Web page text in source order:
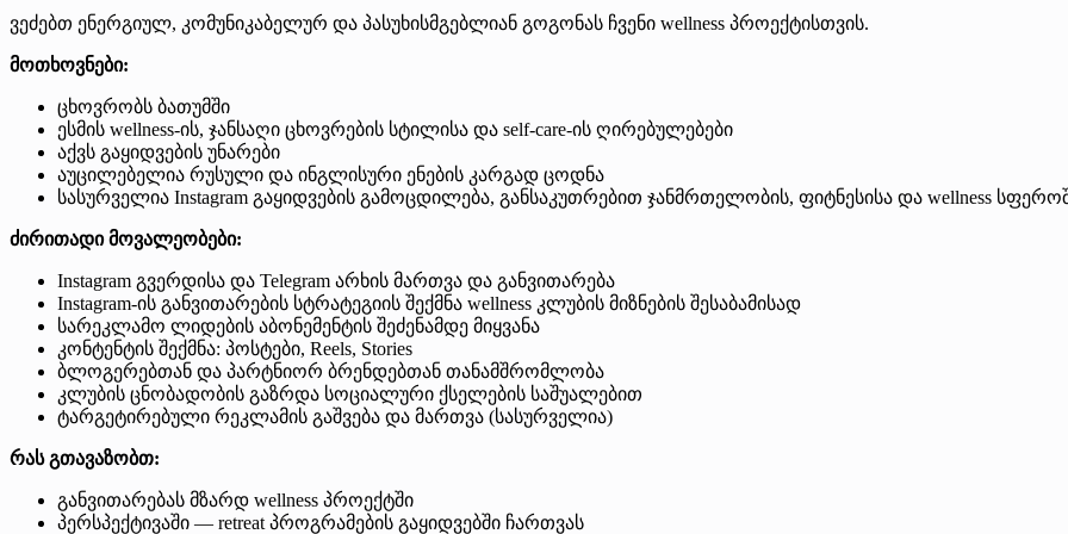
ვეძებთ ენერგიულ, კომუნიკაბელურ და პასუხისმგებლიან გოგონას ჩვენი wellness პროექტისთვის.
მოთხოვნები:
ცხოვრობს ბათუმში
ესმის wellness-ის, ჯანსაღი ცხოვრების სტილისა და self-care-ის ღირებულებები
აქვს გაყიდვების უნარები
აუცილებელია რუსული და ინგლისური ენების კარგად ცოდნა
სასურველია Instagram გაყიდვების გამოცდილება, განსაკუთრებით ჯანმრთელობის, ფიტნესისა და wellness
ძირითადი მოვალეობები:
Instagram გვერდისა და Telegram არხის მართვა და განვითარება
Instagram-ის განვითარების სტრატეგიის შექმნა wellness კლუბის მიზნების შესაბამისად
სარეკლამო ლიდების აბონემენტის შეძენამდე მიყვანა
კონტენტის შექმნა: პოსტები, Reels, Stories
ბლოგერებთან და პარტნიორ ბრენდებთან თანამშრომლობა
კლუბის ცნობადობის გაზრდა სოციალური ქსელების საშუალებით
ტარგეტირებული რეკლამის გაშვება და მართვა (სასურველია)
რას გთავაზობთ:
განვითარებას მზარდ wellness პროექტში
პერსპექტივაში — retreat პროგრამების გაყიდვებში ჩართვას